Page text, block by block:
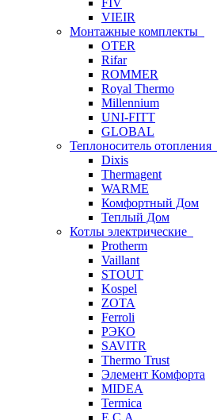
FIV
VIEIR
Монтажные комплекты
OTER
Rifar
ROMMER
Royal Thermo
Millennium
UNI-FITT
GLOBAL
Теплоноситель отопления
Dixis
Thermagent
WARME
Комфортный Дом
Теплый Дом
Котлы электрические
Protherm
Vaillant
STOUT
Kospel
ZOTA
Ferroli
РЭКО
SAVITR
Thermo Trust
Элемент Комфорта
MIDEA
Termica
E.C.A